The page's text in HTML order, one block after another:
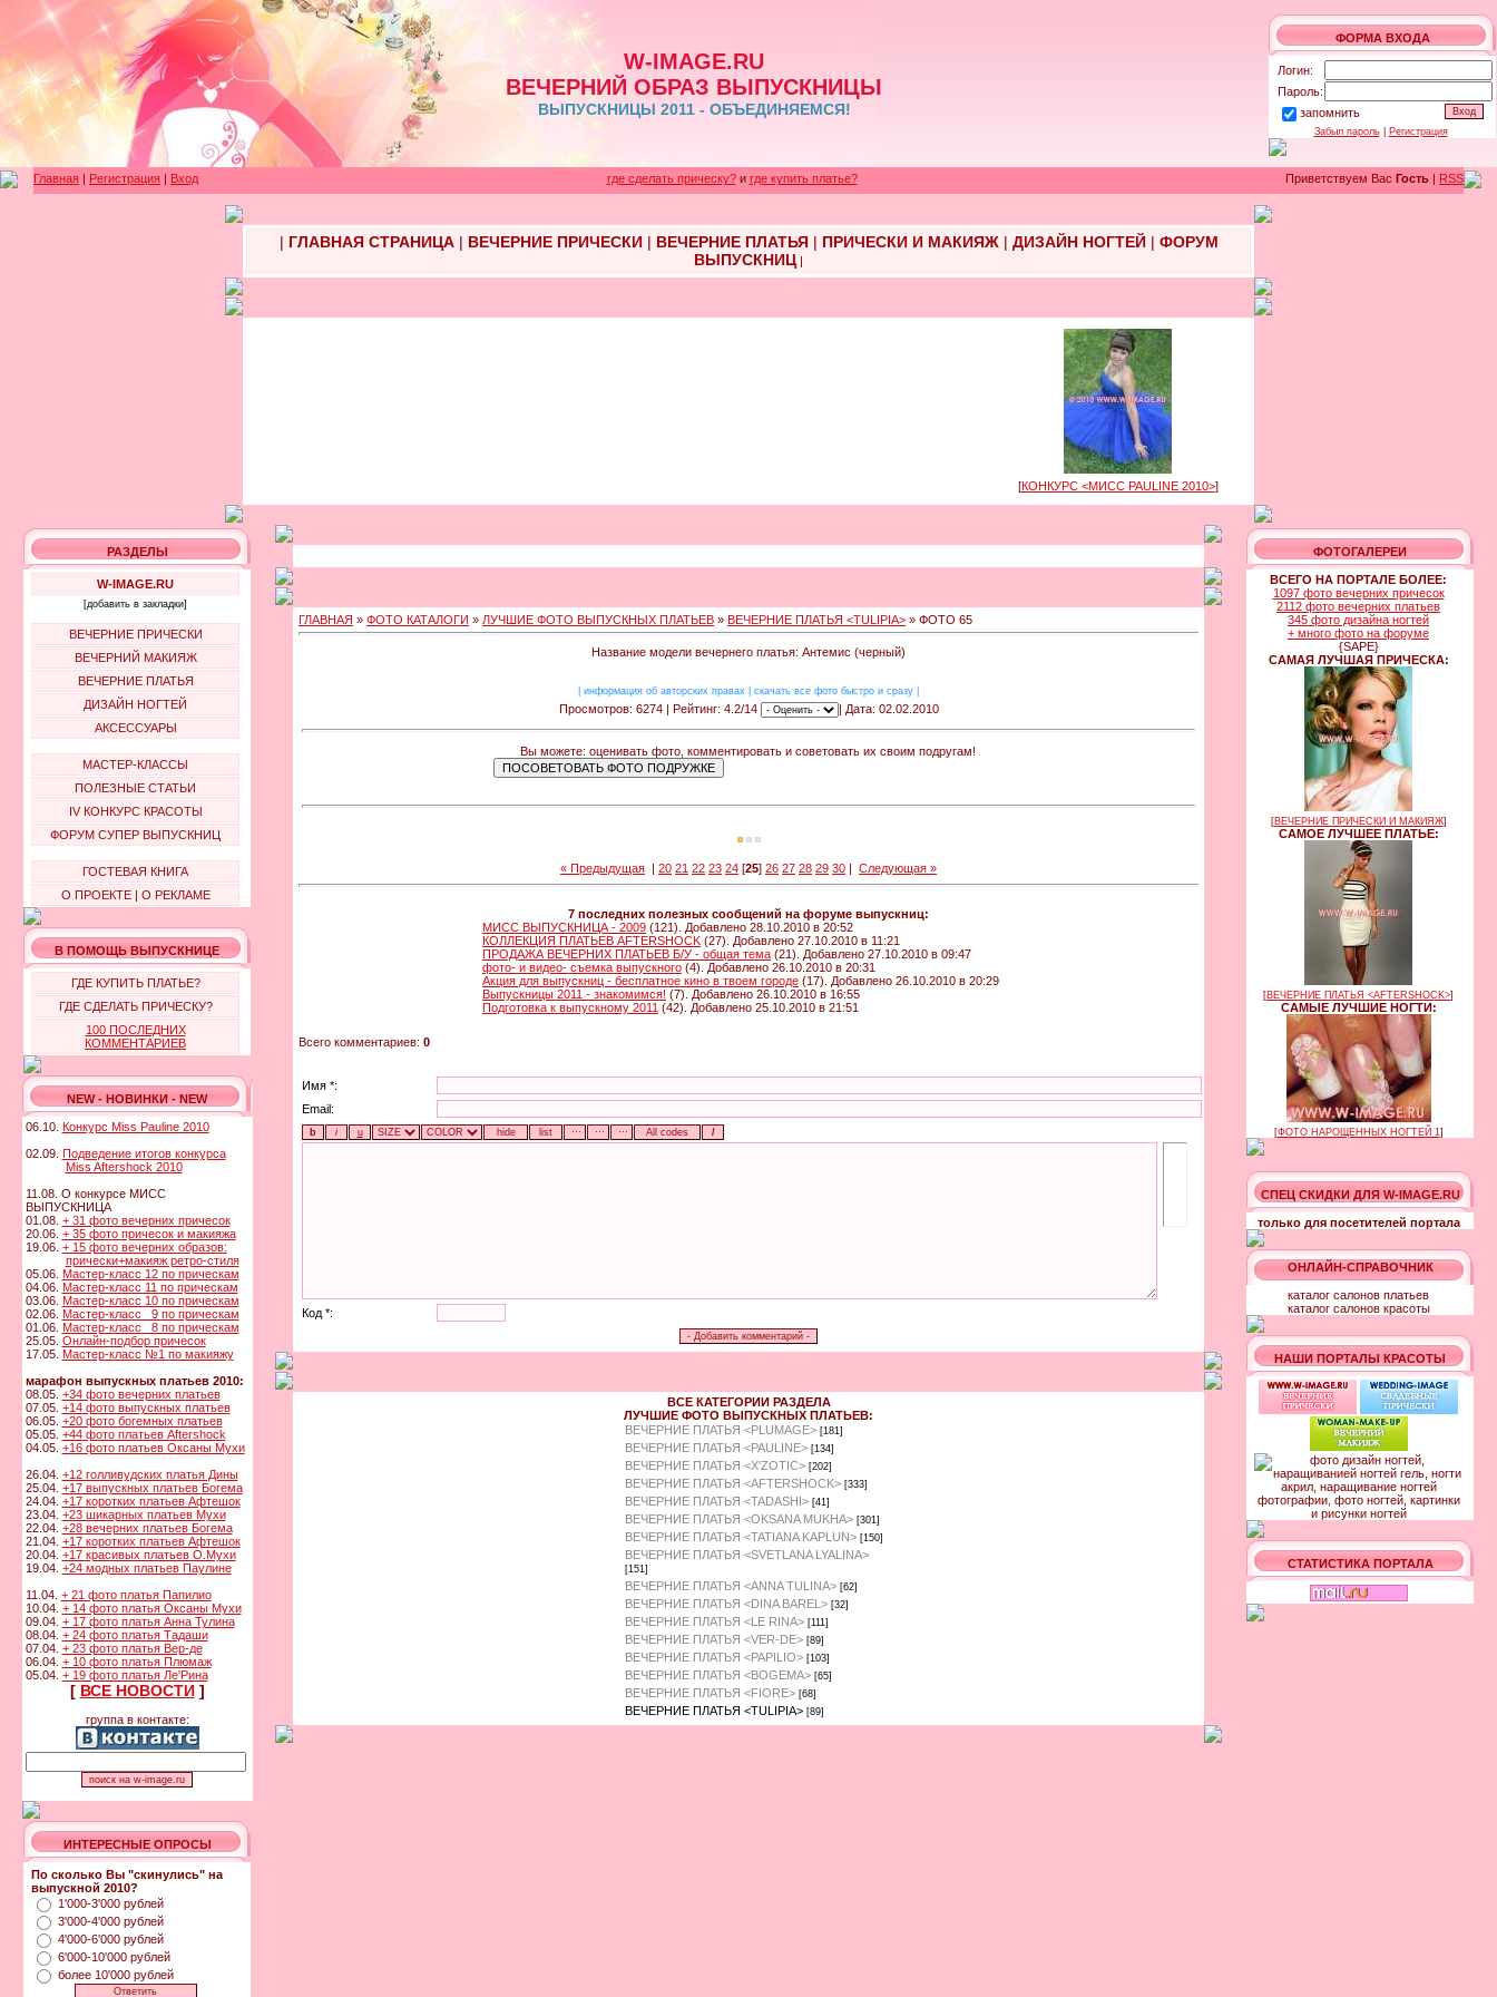
W-IMAGE.RU
ВЕЧЕРНИЙ ОБРАЗ ВЫПУСКНИЦЫ
ВЫПУСКНИЦЫ 2011 - ОБЪЕДИНЯЕМСЯ!
ФОРМА ВХОДА
Логин:
Пароль:
запомнить
Забыл пароль| Регистрация
Главная | Регистрация | Вход где сделать прическу?и где купить платье? Приветствуем Вас Гость | RSS
| ГЛАВНАЯ СТРАНИЦА| ВЕЧЕРНИЕ ПРИЧЕСКИ| ВЕЧЕРНИЕ ПЛАТЬЯ| ПРИЧЕСКИ И МАКИЯЖ| ДИЗАЙН НОГТЕЙ| ФОРУМ
ВЫПУСКНИЦ |
[КОНКУРС <МИСС PAULINE 2010>]
РАЗДЕЛЫ
W-IMAGE.RU
[добавить в закладки]
ВЕЧЕРНИЕ ПРИЧЕСКИ
ВЕЧЕРНИЙ МАКИЯЖ
ВЕЧЕРНИЕ ПЛАТЬЯ
ДИЗАЙН НОГТЕЙ
АКСЕССУАРЫ
МАСТЕР-КЛАССЫ
ПОЛЕЗНЫЕ СТАТЬИ
IV КОНКУРС КРАСОТЫ
ФОРУМ СУПЕР ВЫПУСКНИЦ
ГОСТЕВАЯ КНИГА
О ПРОЕКТЕ| О РЕКЛАМЕ
В ПОМОЩЬ ВЫПУСКНИЦЕ
ГДЕ КУПИТЬ ПЛАТЬЕ?
ГДЕ СДЕЛАТЬ ПРИЧЕСКУ?
100 ПОСЛЕДНИХ
КОММЕНТАРИЕВ
NEW - НОВИНКИ - NEW
06.10. Конкурс Miss Pauline 2010
02.09. Подведение итогов конкурса
Miss Aftershock 2010
11.08. О конкурсе МИСС
ВЫПУСКНИЦА
01.08. + 31 фото вечерних причесок
20.06. + 35 фото причесок и макияжа
19.06. + 15 фото вечерних образов:
прически+макияж ретро-стиля
05.06. Мастер-класс 12 по прическам
04.06. Мастер-класс 11 по прическам
03.06. Мастер-класс 10 по прическам
02.06. Мастер-класс 9 по прическам
01.06. Мастер-класс 8 по прическам
25.05. Онлайн-подбор причесок
17.05. Мастер-класс №1 по макияжу
марафон выпускных платьев 2010:
08.05. +34 фото вечерних платьев
07.05. +14 фото выпускных платьев
06.05. +20 фото богемных платьев
05.05. +44 фото платьев Aftershock
04.05. +16 фото платьев Оксаны Мухи
26.04. +12 голливудских платья Дины
25.04. +17 выпускных платьев Богема
24.04. +17 коротких платьев Афтешок
23.04. +23 шикарных платьев Мухи
22.04. +28 вечерних платьев Богема
21.04. +17 коротких платьев Афтешок
20.04. +17 красивых платьев О.Мухи
19.04. +24 модных платьев Паулине
11.04. + 21 фото платья Папилио
10.04. + 14 фото платья Оксаны Мухи
09.04. + 17 фото платья Анна Тулина
08.04. + 24 фото платья Тадаши
07.04. + 23 фото платья Вер-де
06.04. + 10 фото платья Плюмаж
05.04. + 19 фото платья Ле'Рина
[ ВСЕ НОВОСТИ]
группа в контакте:
ИНТЕРЕСНЫЕ ОПРОСЫ
По сколько Вы "скинулись" на
выпускной 2010?
1'000-3'000 рублей
3'000-4'000 рублей
4'000-6'000 рублей
6'000-10'000 рублей
более 10'000 рублей
ГЛАВНАЯ » ФОТО КАТАЛОГИ » ЛУЧШИЕ ФОТО ВЫПУСКНЫХ ПЛАТЬЕВ » ВЕЧЕРНИЕ ПЛАТЬЯ <TULIPIA> » ФОТО 65
Название модели вечернего платья: Антемис (черный)
информация об авторских правах скачать все фото быстро и сразу
Просмотров: 6274 | Рейтинг: 4.2/14 | Дата: 02.02.2010
Вы можете: оценивать фото, комментировать и советовать их своим подругам!
« Предыдущая | 20 21 22 23 24 [25] 26 27 28 29 30 | Следующая »
7 последних полезных сообщений на форуме выпускниц:
МИСС ВЫПУСКНИЦА - 2009 (121). Добавлено 28.10.2010 в 20:52
КОЛЛЕКЦИЯ ПЛАТЬЕВ AFTERSHOCK (27). Добавлено 27.10.2010 в 11:21
ПРОДАЖА ВЕЧЕРНИХ ПЛАТЬЕВ Б/У - общая тема (21). Добавлено 27.10.2010 в 09:47
фото- и видео- съемка выпускного (4). Добавлено 26.10.2010 в 20:31
Акция для выпускниц - бесплатное кино в твоем городе (17). Добавлено 26.10.2010 в 20:29
Выпускницы 2011 - знакомимся! (7). Добавлено 26.10.2010 в 16:55
Подготовка к выпускному 2011 (42). Добавлено 25.10.2010 в 21:51
Всего комментариев: 0
Имя *:
Email:
Код *:
ВСЕ КАТЕГОРИИ РАЗДЕЛА
ЛУЧШИЕ ФОТО ВЫПУСКНЫХ ПЛАТЬЕВ:
ВЕЧЕРНИЕ ПЛАТЬЯ <PLUMAGE> [181]
ВЕЧЕРНИЕ ПЛАТЬЯ <PAULINE> [134]
ВЕЧЕРНИЕ ПЛАТЬЯ <X'ZOTIC> [202]
ВЕЧЕРНИЕ ПЛАТЬЯ <AFTERSHOCK> [333]
ВЕЧЕРНИЕ ПЛАТЬЯ <TADASHI> [41]
ВЕЧЕРНИЕ ПЛАТЬЯ <OKSANA MUKHA> [301]
ВЕЧЕРНИЕ ПЛАТЬЯ <TATIANA KAPLUN> [150]
ВЕЧЕРНИЕ ПЛАТЬЯ <SVETLANA LYALINA>
[151]
ВЕЧЕРНИЕ ПЛАТЬЯ <ANNA TULINA> [62]
ВЕЧЕРНИЕ ПЛАТЬЯ <DINA BAREL> [32]
ВЕЧЕРНИЕ ПЛАТЬЯ <LE RINA> [111]
ВЕЧЕРНИЕ ПЛАТЬЯ <VER-DE> [89]
ВЕЧЕРНИЕ ПЛАТЬЯ <PAPILIO> [103]
ВЕЧЕРНИЕ ПЛАТЬЯ <BOGEMA> [65]
ВЕЧЕРНИЕ ПЛАТЬЯ <FIORE> [68]
ВЕЧЕРНИЕ ПЛАТЬЯ <TULIPIA> [89]
ФОТОГАЛЕРЕИ
ВСЕГО НА ПОРТАЛЕ БОЛЕЕ:
1097 фото вечерних причесок
2112 фото вечерних платьев
345 фото дизайна ногтей
+ много фото на форуме
{SAPE}
САМАЯ ЛУЧШАЯ ПРИЧЕСКА:
[ВЕЧЕРНИЕ ПРИЧЕСКИ И МАКИЯЖ]
САМОЕ ЛУЧШЕЕ ПЛАТЬЕ:
[ВЕЧЕРНИЕ ПЛАТЬЯ <AFTERSHOCK>]
САМЫЕ ЛУЧШИЕ НОГТИ:
[ФОТО НАРОЩЕННЫХ НОГТЕЙ 1]
СПЕЦ СКИДКИ ДЛЯ W-IMAGE.RU
только для посетителей портала
ОНЛАЙН-СПРАВОЧНИК
каталог салонов платьев
каталог салонов красоты
НАШИ ПОРТАЛЫ КРАСОТЫ
СТАТИСТИКА ПОРТАЛА